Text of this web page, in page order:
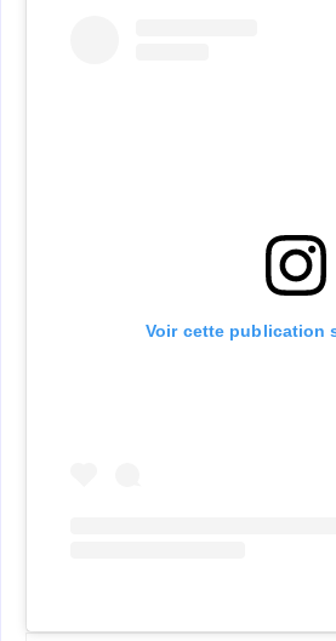
Voir cette publication